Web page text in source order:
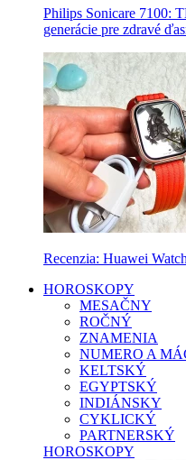
Philips Sonicare 7100:
generácie pre zdravé
Recenzia: Huawei
HOROSKOPY
MESAČNY
ROČNÝ
ZNAMENIA
NUMERO A
KELTSKÝ
EGYPTSKÝ
INDIÁNSKY
CYKLICKÝ
PARTNERSKÝ
HOROSKOPY